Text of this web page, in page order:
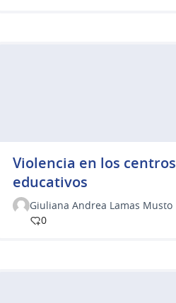
Violencia en los centros
educativos
Giuliana Andrea Lamas Musto
0